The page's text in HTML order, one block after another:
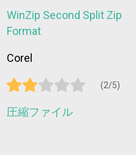
WinZip Second Split Zip
Format
Corel
(2/5)
圧縮ファイル